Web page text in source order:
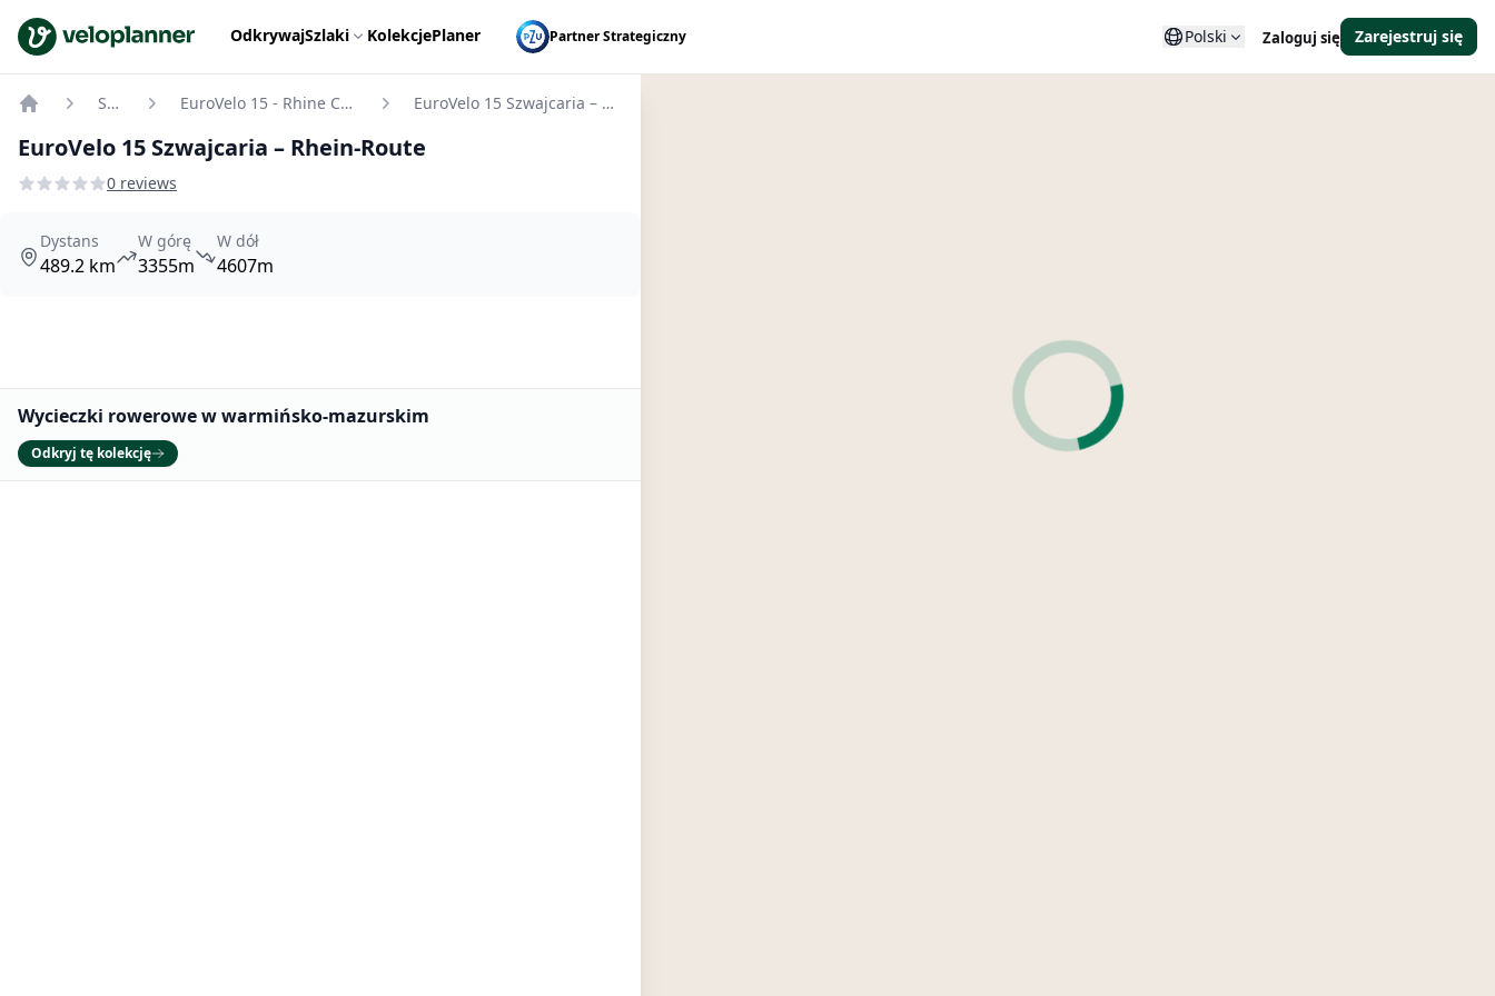
VeloPlanner OdkrywajSzlaki KolekcjePlaner Partner Strategiczny Polski Zaloguj się Zarejestruj się
Szlaki EuroVelo 15 - Rhine Cycle Route EuroVelo 15 Szwajcaria – Rhein-Route
EuroVelo 15 Szwajcaria – Rhein-Route
0 reviews
Dystans
489.2 km
W górę
3355m
W dół
4607m
Promowane
Wycieczki rowerowe w warmińsko-mazurskim
Odkryj tę kolekcję